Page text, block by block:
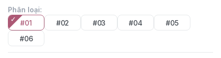
Phân loại:
#01
#02 #03 #04
#05
#06